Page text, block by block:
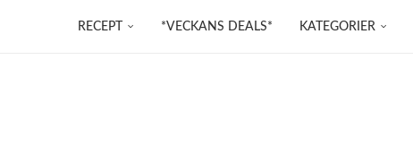
RECEPT *VECKANS DEALS* KATEGORIER